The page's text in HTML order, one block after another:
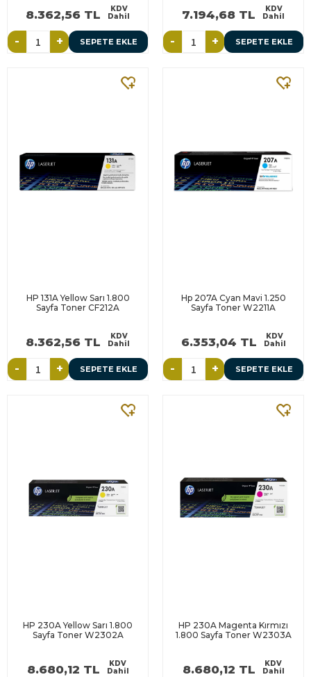
8.362,56 TL
KDV
Dahil
- + SEPETE EKLE
7.194,68 TL
KDV
Dahil
- + SEPETE EKLE
HP 131A Yellow Sarı 1.800
Sayfa Toner CF212A
8.362,56 TL
KDV
Dahil
- + SEPETE EKLE
Hp 207A Cyan Mavi 1.250
Sayfa Toner W2211A
6.353,04 TL
KDV
Dahil
- + SEPETE EKLE
HP 230A Yellow Sarı 1.800
Sayfa Toner W2302A
8.680,12 TL
KDV
Dahil
HP 230A Magenta Kırmızı
1.800 Sayfa Toner W2303A
8.680,12 TL
KDV
Dahil